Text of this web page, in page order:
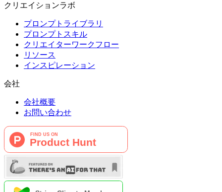
クリエイションラボ
プロンプトライブラリ
プロンプトスキル
クリエイターワークフロー
リソース
インスピレーション
会社
会社概要
お問い合わせ